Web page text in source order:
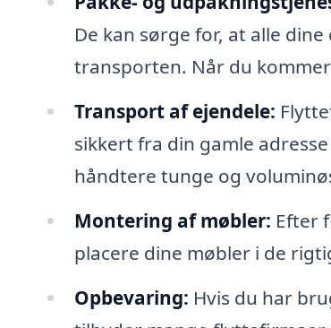
De kan sørge for, at alle
transporten. Når du
Transport af ejendele:
sikkert fra din gamle
håndtere tunge og
Montering af møbler: Efter
placere dine møbler i de
Opbevaring: Hvis du har